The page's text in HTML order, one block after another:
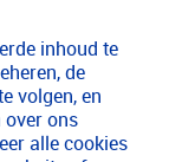
inhoud te
de
volgen, en
ons
alle cookies